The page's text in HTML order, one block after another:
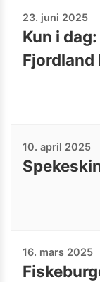
23. juni 2025
Kun i
Fjordland
10. april 2025
16. mars 2025